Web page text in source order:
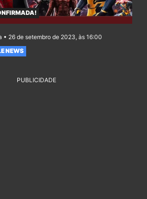
• 26 de setembro de 2023, às 16:00
NEWS
PUBLICIDADE